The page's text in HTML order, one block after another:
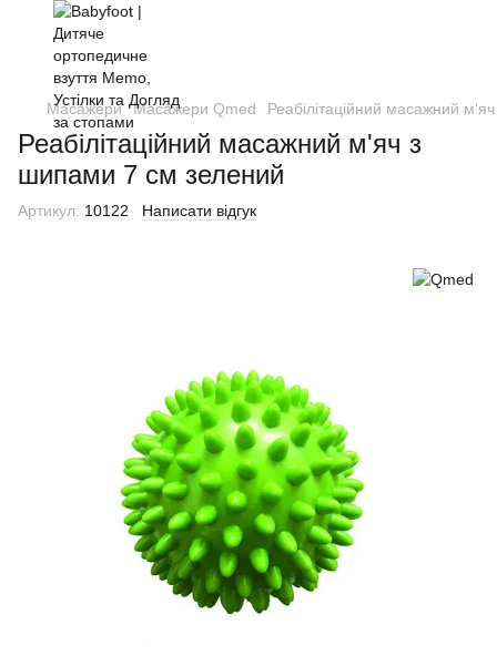
Масажери Масажери Qmed Реабілітаційний масажний
Реабілітаційний масажний м'яч з
шипами 7 см зелений
Артикул: 10122 Написати відгук